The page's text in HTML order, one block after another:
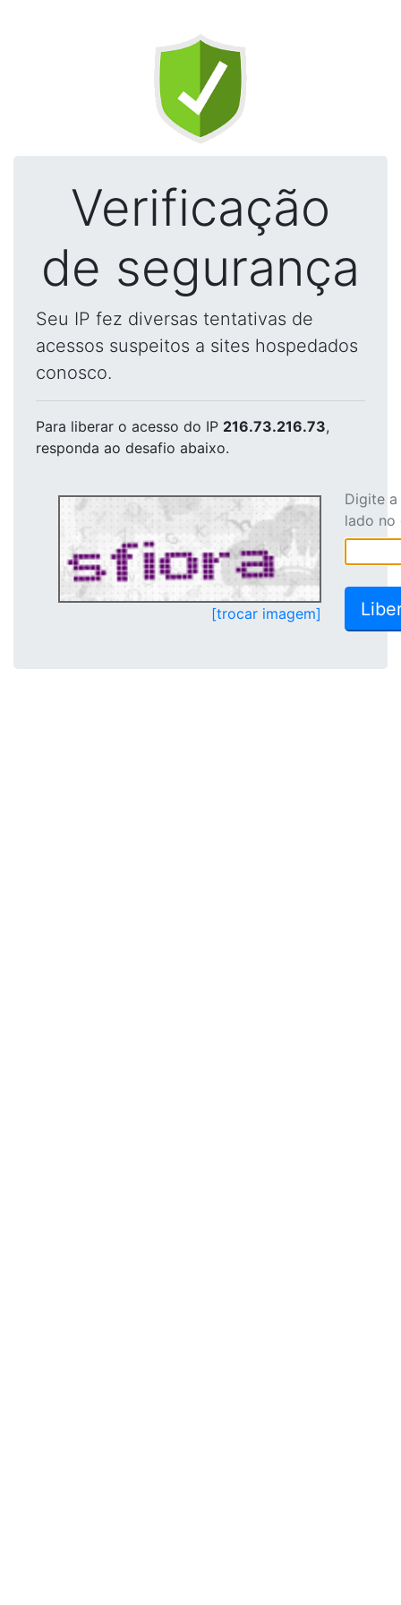
Verificação
de segurança
Seu IP fez diversas tentativas de
acessos suspeitos a sites hospedados
conosco.
Para liberar o acesso do IP 216.73.216.73,
responda ao desafio abaixo.
[trocar imagem]
Digite
lado no